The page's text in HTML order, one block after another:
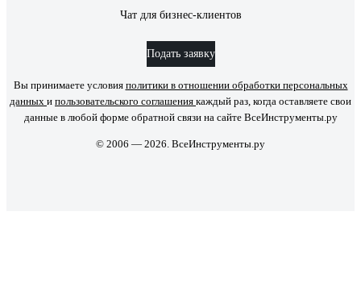
Чат для бизнес-клиентов
Подать заявку
Вы принимаете условия политики в отношении обработки персональных
данных и пользовательского соглашения каждый раз, когда оставляете свои
данные в любой форме обратной связи на сайте ВсеИнструменты.ру
© 2006 — 2026. ВсеИнструменты.ру